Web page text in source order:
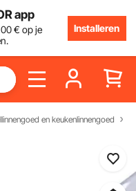
app
€ op je
Installeren
en keukenlinnengoed